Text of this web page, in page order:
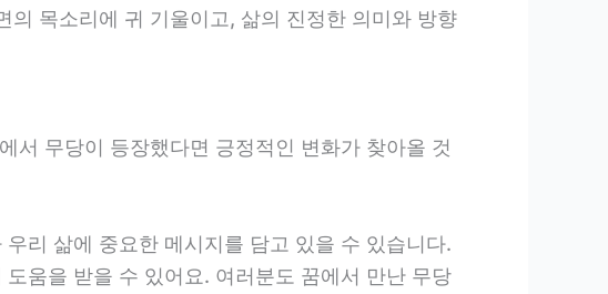
목소리에 귀 기울이고, 삶의 진정한 의미와 방향
서 무당이 등장했다면 긍정적인 변화가 찾아올 것
리 삶에 중요한 메시지를 담고 있을 수 있습니다.
움을 받을 수 있어요. 여러분도 꿈에서 만난 무당